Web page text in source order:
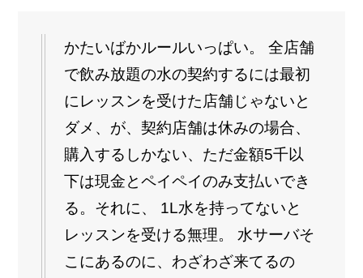
かたいばかルールいっぱい。 全店舗
で飲み放題の水の契約するには最初
にレッスンを受けた店舗じゃないと
ダメ、が、契約店舗は休みの場合、
購入するしかない、ただ金額5千以
下は現金とペイペイのみ支払いでき
る。それに、 1L水を持ってないと
レッスンを受ける無理。 水サーバそ
こにあるのに、わざわざ来てるの